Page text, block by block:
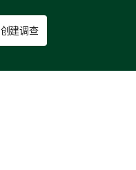
创建调查